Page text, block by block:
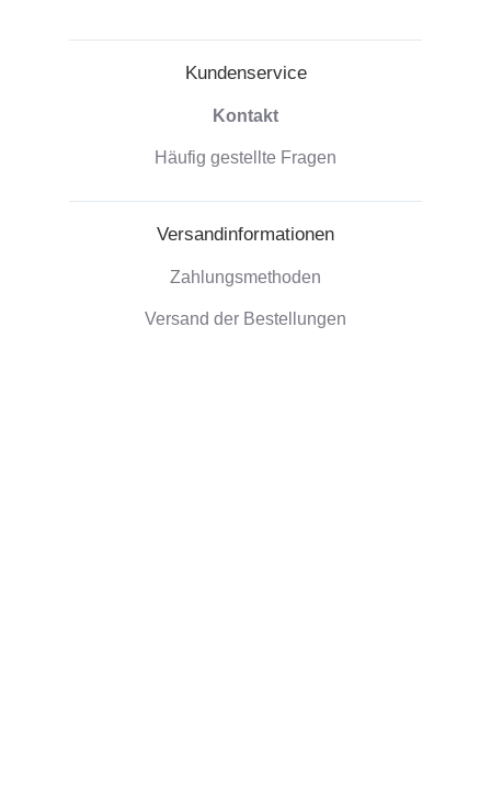
Kundenservice
Kontakt
Häufig gestellte Fragen
Versandinformationen
Zahlungsmethoden
Versand der Bestellungen